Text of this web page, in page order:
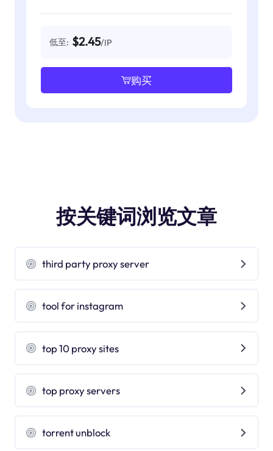
低至: $2.45/IP
购买
按关键词浏览文章
third party proxy server
tool for instagram
top 10 proxy sites
top proxy servers
torrent unblock